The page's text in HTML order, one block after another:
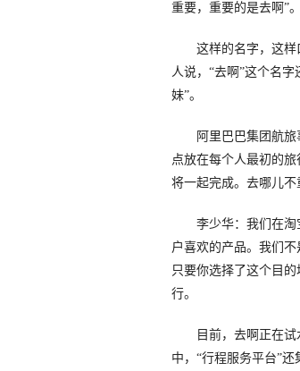
重要，重要的是去啊”。
这样的名字，这样口
人说，“去啊”这个名
妹”。
阿里巴巴集团航旅事
点放在每个人最初的
将一起完成。去哪儿不
李少华：我们在淘宝
户喜欢的产品。我们
只要你选择了这个目
行。
目前，去啊正在试水
中，“行程服务平台”